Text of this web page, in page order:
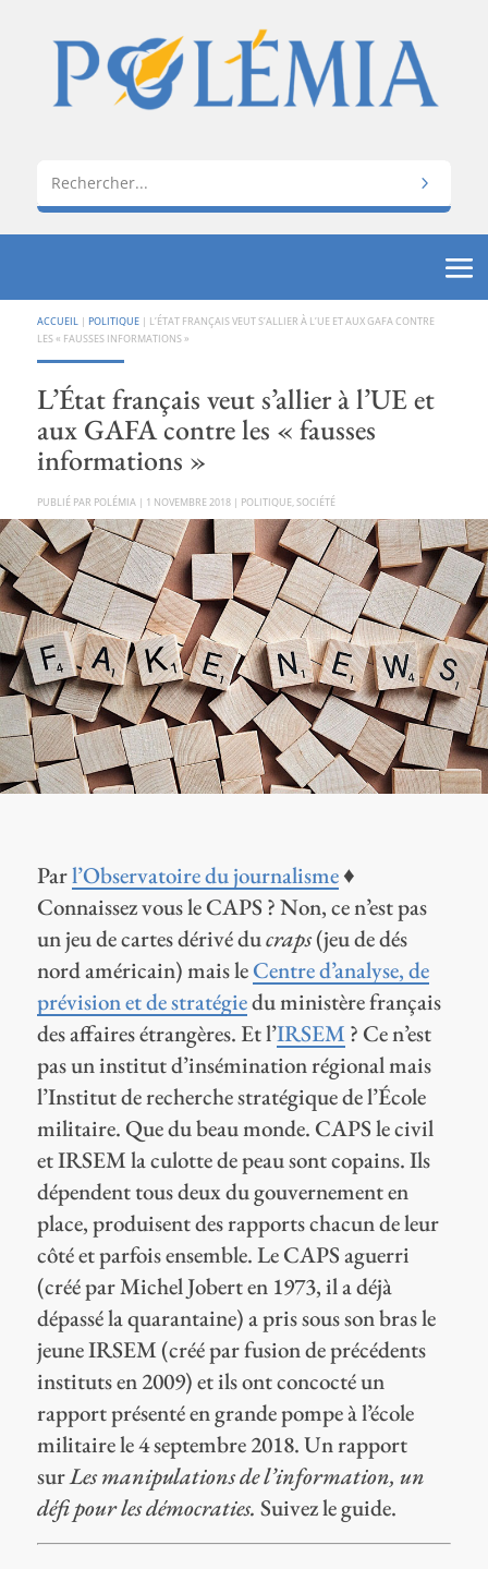
ACCUEIL | POLITIQUE| L’ÉTAT FRANÇAIS VEUT S’ALLIER À L’UE ET AUX GAFA CONTRE
LES « FAUSSES INFORMATIONS »
L’État français veut s’allier à l’UE et
aux GAFA contre les « fausses
informations »
PAR POLÉMIA | 1 NOVEMBRE 2018| POLITIQUE, SOCIÉTÉ
Parl’Observatoire du journalisme♦
Connaissez vous le CAPS ? Non, ce n’est pas
un jeu de cartes dérivé ducraps(jeu de dés
nord américain) mais leCentre d’analyse, de
prévision et de stratégiedu ministère français
des affaires étrangères. Et l’IRSEM? Ce n’est
pas un institut d’insémination régional mais
l’Institut de recherche stratégique de l’École
militaire. Que du beau monde. CAPS le civil
et IRSEM la culotte de peau sont copains. Ils
dépendent tous deux du gouvernement en
place, produisent des rapports chacun de leur
côté et parfois ensemble. Le CAPS aguerri
(créé par Michel Jobert en 1973, il a déjà
dépassé la quarantaine) a pris sous son bras le
jeune IRSEM (créé par fusion de précédents
instituts en 2009) et ils ont concocté un
rapport présenté en grande pompe à l’école
militaire le 4 septembre 2018. Un rapport
surLes manipulations de l’information, un
défi pour les démocraties. Suivez le guide.